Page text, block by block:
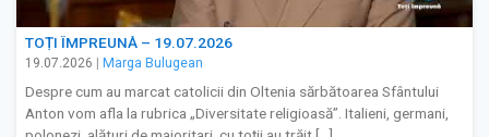
TOȚI ÎMPREUNĂ – 19.07.2026
19.07.2026 | Marga Bulugean
Despre cum au marcat catolicii din Oltenia sărbătoarea Sfântului
Anton vom afla la rubrica „Diversitate religioasă”. Italieni, germani,